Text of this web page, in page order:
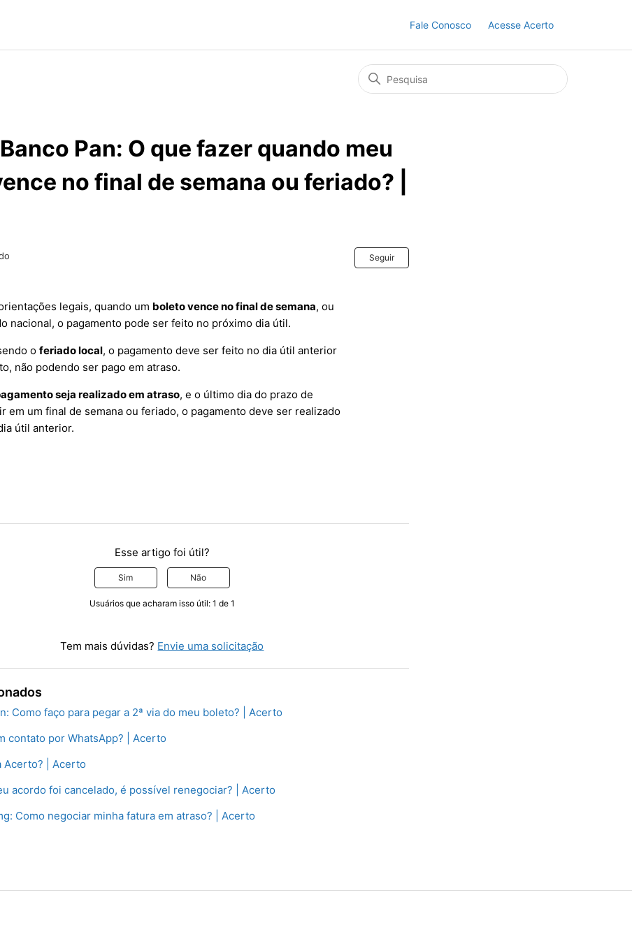
Fale Conosco Acesse Acerto
Pan: O que fazer quando meu
no final de semana ou feriado? |
Seguir
legais, quando um boleto vence no final de semana, ou
nacional, o pagamento pode ser feito no próximo dia útil.
oferiado local, o pagamento deve ser feito no dia útil anterior
não podendo ser pago em atraso.
seja realizado em atraso, e o último dia do prazo de
em um final de semana ou feriado, o pagamento deve ser realizado
útil anterior.
Esse artigo foi útil?
Sim Não
Usuários que acharam isso útil: 1 de 1
Tem mais dúvidas? Envie uma solicitação
Como faço para pegar a 2ª via do meu boleto? | Acerto
contato por WhatsApp? | Acerto
Acerto? | Acerto
acordo foi cancelado, é possível renegociar? | Acerto
Como negociar minha fatura em atraso? | Acerto